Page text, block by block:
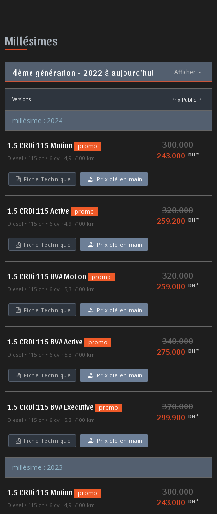
Millésimes
4ème génération - 2022 à aujourd'hui Afficher -
Versions Prix Public *
millésime : 2024
1.5 CRDi 115 Motion promo
Diesel 115 ch 6 cv 4,9 l/100 km
300.000
243.000 DH *
Fiche Technique Prix clé en main
1.5 CRDi 115 Active promo
Diesel 115 ch 6 cv 4,9 l/100 km
320.000
259.200 DH *
Fiche Technique Prix clé en main
1.5 CRDi 115 BVA Motion promo
Diesel 115 ch 6 cv 5,3 l/100 km
320.000
259.000 DH *
Fiche Technique Prix clé en main
1.5 CRDi 115 BVA Active promo
Diesel 115 ch 6 cv 5,3 l/100 km
340.000
275.000 DH *
Fiche Technique Prix clé en main
1.5 CRDi 115 BVA Executive promo
Diesel 115 ch 6 cv 5,3 l/100 km
370.000
299.900 DH *
Fiche Technique Prix clé en main
millésime : 2023
1.5 CRDi 115 Motion promo
Diesel 115 ch 6 cv 4,9 l/100 km
300.000
243.000 DH *